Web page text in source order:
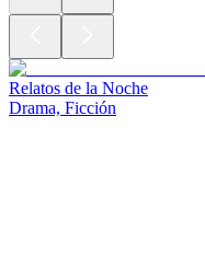
Relatos de la Noche
Drama, Ficción